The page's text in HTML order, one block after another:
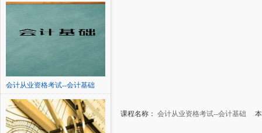
会计从业资格考试--会计基础
课程名称： 会计从业资格考试--会计基础 本